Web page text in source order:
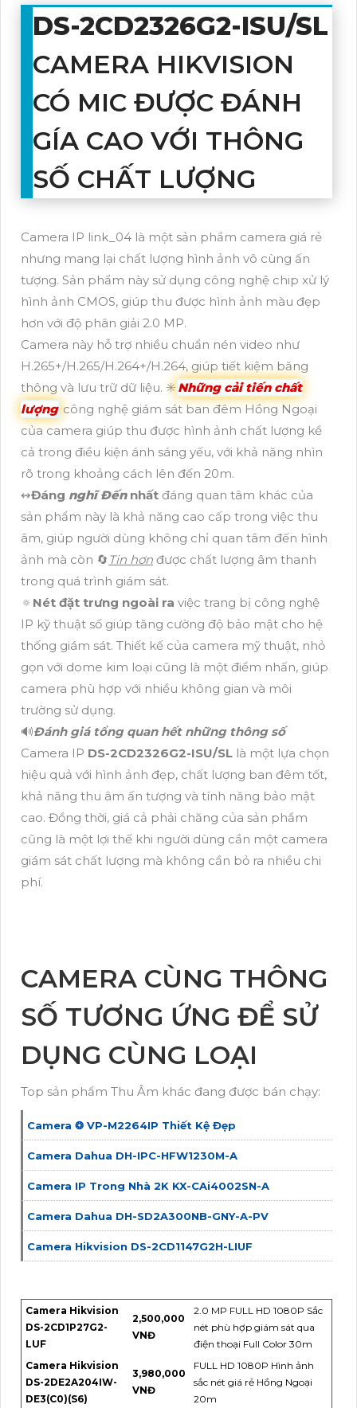
DS-2CD2326G2-ISU/SL
CAMERA HIKVISION
CÓ MIC ĐƯỢC ĐÁNH
GÍA CAO VỚI THÔNG
SỐ CHẤT LƯỢNG
Camera IP link_04 là một sản phẩm camera giá rẻ
nhưng mang lại chất lượng hình ảnh vô cùng ấn
tượng. Sản phẩm này sử dụng công nghệ chip xử lý
hình ảnh CMOS, giúp thu được hình ảnh màu đẹp
hơn với độ phân giải 2.0 MP.
Camera này hỗ trợ nhiều chuẩn nén video như
H.265+/H.265/H.264+/H.264, giúp tiết kiệm băng
thông và lưu trữ dữ liệu. ✳️ Những cải tiến chất
lượng công nghệ giám sát ban đêm Hồng Ngoại
của camera giúp thu được hình ảnh chất lượng kể
cả trong điều kiện ánh sáng yếu, với khả năng nhìn
rõ trong khoảng cách lên đến 20m.
↭Đáng nghĩ Đếnnhất đáng quan tâm khác của
sản phẩm này là khả năng cao cấp trong việc thu
âm, giúp người dùng không chỉ quan tâm đến hình
ảnh mà còn 🔄 Tin hơn được chất lượng âm thanh
trong quá trình giám sát.
🔅 Nét đặt trưng ngoài ra việc trang bị công nghệ
IP kỹ thuật số giúp tăng cường độ bảo mật cho hệ
thống giám sát. Thiết kế của camera mỹ thuật, nhỏ
gọn với dome kim loại cũng là một điểm nhấn, giúp
camera phù hợp với nhiều không gian và môi
trường sử dụng.
🔊Đánh giá tổng quan hết những thông số
Camera IP DS-2CD2326G2-ISU/SL là một lựa chọn
hiệu quả với hình ảnh đẹp, chất lượng ban đêm tốt,
khả năng thu âm ấn tượng và tính năng bảo mật
cao. Đồng thời, giá cả phải chăng của sản phẩm
cũng là một lợi thế khi người dùng cần một camera
giám sát chất lượng mà không cần bỏ ra nhiều chi
phí.
CAMERA CÙNG THÔNG
SỐ TƯƠNG ỨNG ĐỂ SỬ
DỤNG CÙNG LOẠI
Top sản phẩm Thu Âm khác đang được bán chạy:
Camera ❂ VP-M2264IP Thiết Kệ Đẹp
Camera Dahua DH-IPC-HFW1230M-A
Camera IP Trong Nhà 2K KX-CAi4002SN-A
Camera Dahua DH-SD2A300NB-GNY-A-PV
Camera Hikvision DS-2CD1147G2H-LIUF
Camera Hikvision
DS-2CD1P27G2-
LUF
2,500,000
VNĐ
2.0 MP FULL HD 1080P Sắc
nét phù hợp giám sát qua
điện thoại Full Color 30m
Camera Hikvision
DS-2DE2A204IW-
DE3(C0)(S6)
3,980,000
VNĐ
FULL HD 1080P Hình ảnh
sắc nét giá rẻ Hồng Ngoại
20m